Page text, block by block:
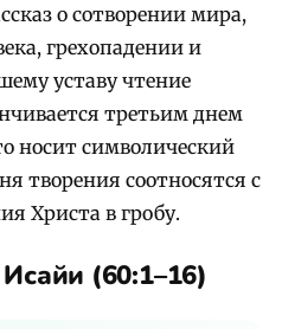
о сотворении мира,
грехопадении и
уставу чтение
третьим днем
носит символический
творения соотносятся с
Христа в гробу.
(60:1–16)